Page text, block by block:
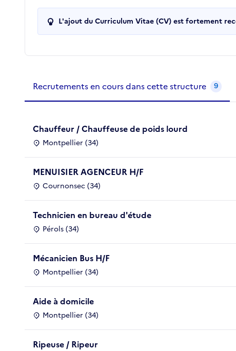
L'ajout du Curriculum Vitae (CV) est fortement
Recrutements de la structure
Recrutements en cours dans cette structure 9
Chauffeur / Chauffeuse de poids lourd
Montpellier (34)
MENUISIER AGENCEUR H/F
Cournonsec (34)
Technicien en bureau d'étude
Pérols (34)
Mécanicien Bus H/F
Montpellier (34)
Aide à domicile
Montpellier (34)
Ripeuse / Ripeur